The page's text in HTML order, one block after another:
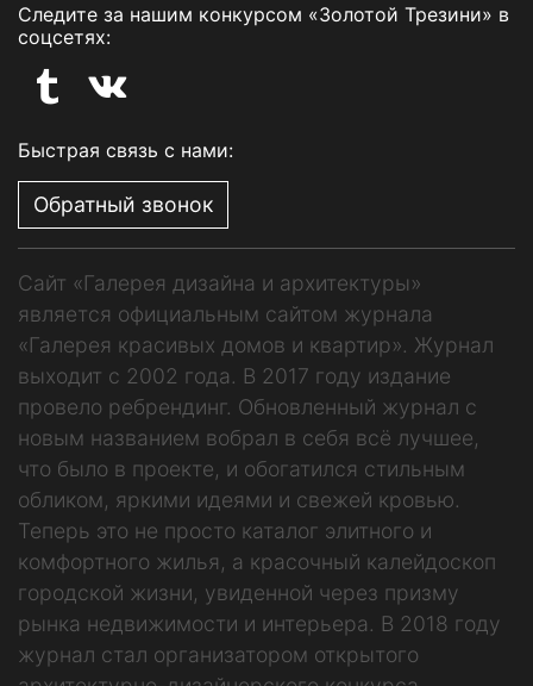
Следите за нашим конкурсом «Золотой Трезини» в
соцсетях:
Быстрая связь с нами:
Обратный звонок
Сайт «Галерея дизайна и архитектуры»
является официальным сайтом журнала
«Галерея красивых домов и квартир». Журнал
выходит с 2002 года. В 2017 году издание
провело ребрендинг. Обновленный журнал с
новым названием вобрал в себя всё лучшее,
что было в проекте, и обогатился стильным
обликом, яркими идеями и свежей кровью.
Теперь это не просто каталог элитного и
комфортного жилья, а красочный калейдоскоп
городской жизни, увиденной через призму
рынка недвижимости и интерьера. В 2018 году
журнал стал организатором открытого